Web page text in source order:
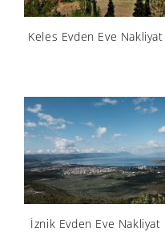
Keles Evden Eve Nakliyat
İznik Evden Eve Nakliyat